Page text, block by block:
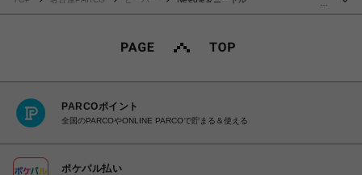
…
PARCOポイント
全国のPARCOやONLINE PARCOで貯まる＆使える
ポケパル払い